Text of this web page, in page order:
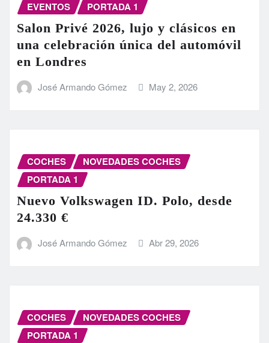
EVENTOS PORTADA 1
Salon Privé 2026, lujo y clásicos en
una celebración única del automóvil
en Londres
José Armando Gómez May 2, 2026
COCHES
NOVEDADES COCHES
PORTADA 1
Nuevo Volkswagen ID. Polo, desde
24.330 €
José Armando Gómez Abr 29, 2026
COCHES
NOVEDADES COCHES
PORTADA 1